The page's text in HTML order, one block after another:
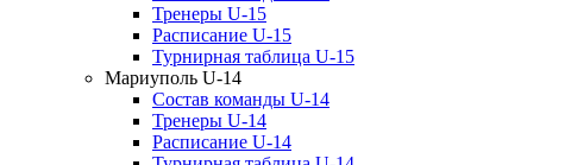
Тренеры U-15
Расписание U-15
Турнирная таблица U-15
Мариуполь U-14
Состав команды U-14
Тренеры U-14
Расписание U-14